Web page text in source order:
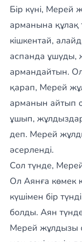
Бір күні, Мерей
арманына құлақ
кішкентай,
аспанда ұшуды,
армандайтын.
қарап, Мерей
арманын айтып
ұшып,
деп. Мерей
әсерленді.
Сол түнде,
Ол Аянға көмек
күшімен бір
болды. Аян
Мерей жұлдызы